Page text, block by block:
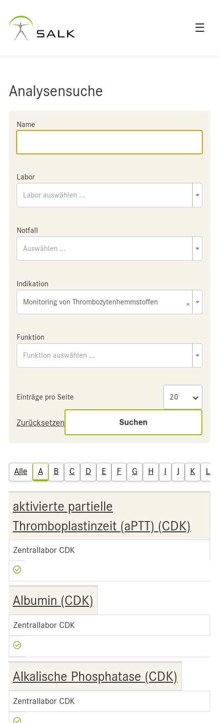
☰
Analysensuche
Name
Labor
Labor auswählen ...
Notfall
Auswählen ...
Indikation
×
Monitoring von Thrombozytenhemmstoffen
Funktion
Funktion auswählen ...
Einträge pro Seite
Zurücksetzen Suchen
Alle A B C D E F G H I J K L
aktivierte partielle
Thromboplastinzeit (aPTT) (CDK)
Zentrallabor CDK
Albumin (CDK)
Zentrallabor CDK
Alkalische Phosphatase (CDK)
Zentrallabor CDK